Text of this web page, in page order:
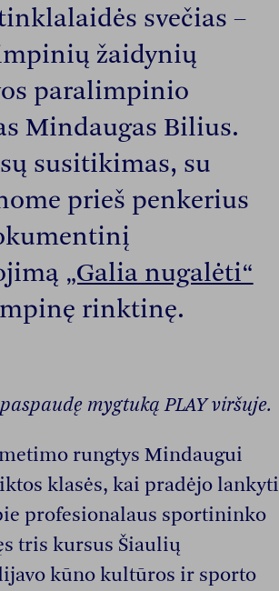
svečias –
žaidynių
paralimpinio
Mindaugas Bilius.
susitikimas, su
prieš penkerius
„Galia nugalėti“
rinktinę.
mygtuką PLAY viršuje.
rungtys Mindaugui
klasės, kai pradėjo lankyti
profesionalaus sportininko
tris kursus Šiaulių
kūno kultūros ir sporto